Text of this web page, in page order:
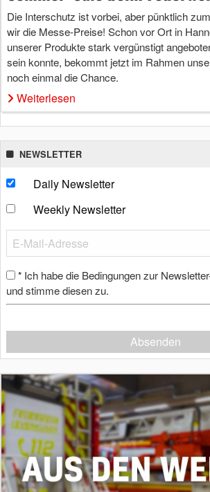
Die Interschutz ist vorbei, aber pünktlich
wir die Messe-Preise! Schon vor Ort in
unserer Produkte stark vergünstigt
sein konnte, bekommt jetzt im Rahmen
noch einmal die Chance.
Weiterlesen
NEWSLETTER
Daily Newsletter
Weekly Newsletter
* Ich habe die Bedingungen zur
und stimme diesen zu.
Absenden